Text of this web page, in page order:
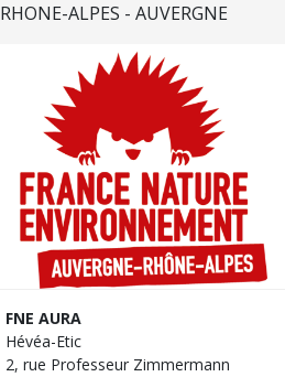
RHONE-ALPES - AUVERGNE
FNE AURA
Hévéa-Etic
2, rue Professeur Zimmermann